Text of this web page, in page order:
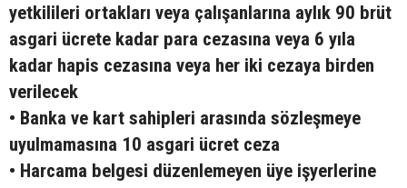
yetkilileri ortakları veya çalışanlarına aylık 90 brüt
asgari ücrete kadar para cezasına veya 6 yıla
kadar hapis cezasına veya her iki cezaya birden
verilecek
• Banka ve kart sahipleri arasında sözleşmeye
uyulmamasına 10 asgari ücret ceza
• Harcama belgesi düzenlemeyen üye işyerlerine